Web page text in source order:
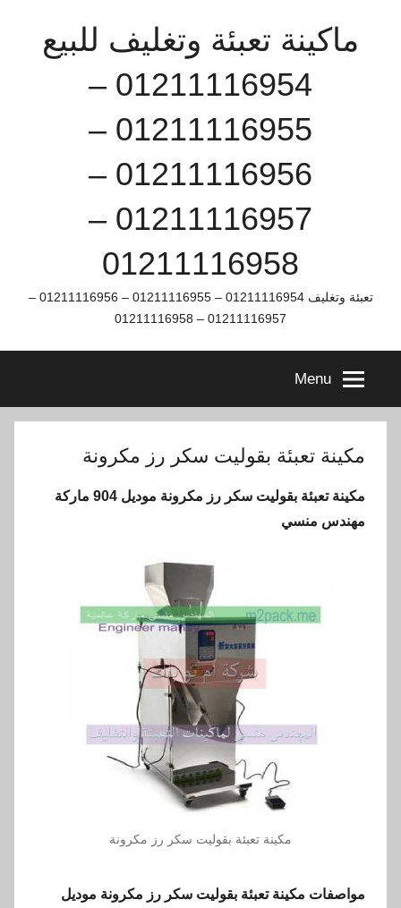
ماكينة تعبئة وتغليف للبيع
01211116954 –
01211116955 –
01211116956 –
01211116957 –
01211116958
تعبئة وتغليف 01211116954 – 01211116955 – 01211116956 –
01211116957 – 01211116958
Menu
مكينة تعبئة بقوليت سكر رز مكرونة
مكينة تعبئة بقوليت سكر رز مكرونة موديل 904 ماركة
مهندس منسي
مكينة تعبئة بقوليت سكر رز مكرونة
مواصفات مكينة تعبئة بقوليت سكر رز مكرونة موديل